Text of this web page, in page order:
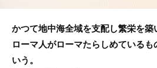
かつて地中海全域を支配し繁栄を築
ローマ人がローマたらしめている
いう。